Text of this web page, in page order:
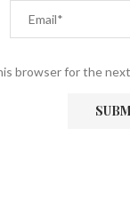
browser for the